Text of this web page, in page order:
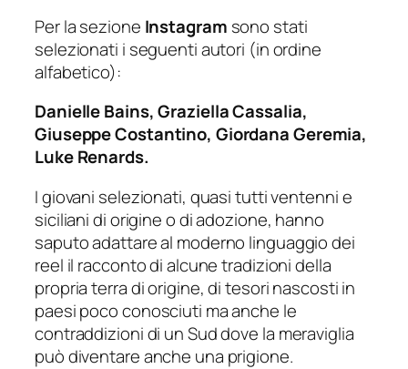
Per la sezione Instagram sono stati
selezionati i seguenti autori (in ordine
alfabetico):
Danielle Bains, Graziella Cassalia,
Giuseppe Costantino, Giordana Geremia,
Luke Renards.
I giovani selezionati, quasi tutti ventenni e
siciliani di origine o di adozione, hanno
saputo adattare al moderno linguaggio dei
reel il racconto di alcune tradizioni della
propria terra di origine, di tesori nascosti in
paesi poco conosciuti ma anche le
contraddizioni di un Sud dove la meraviglia
può diventare anche una prigione.